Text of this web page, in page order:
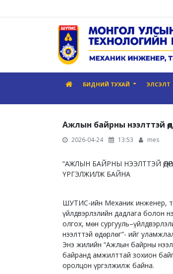
БИДНИЙ ТУХАЙ ЭЛСЭЛТ
Ажлын байрны нээлттэй
2026-04-24 13:53 mes
“АЖЛЫН БАЙРНЫ НЭЭЛТТЭЙ
ҮРГЭЛЖИЛЖ БАЙНА
ШУТИС-ийн Механик инженер,
үйлдвэрлэлийн дадлага болон
олгох, мөн
нээлттэй өдөрлөг”- ийг
Энэ жилийн “Ажлын байрны
байранд амжилттай зохион
оролцон үргэлжилж байна.